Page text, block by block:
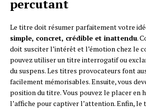
percutant
Le titre doit résumer parfaitement votre
simple, concret, crédible et inattendu.
doit susciter l’intérêt et l’émotion chez le
pouvez utiliser un titre interrogatif ou
du suspens. Les titres provocateurs font
facilement mémorisables. Ensuite, vous
position du titre. Vous pouvez le placer en
l’affiche pour captiver l’attention. Enfin, le